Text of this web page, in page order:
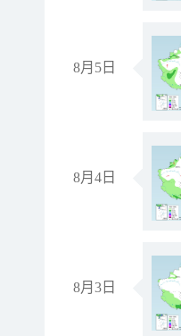
8月5日
8月4日
8月3日